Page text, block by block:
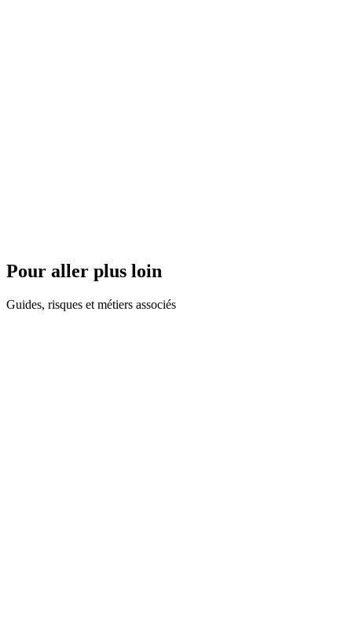
Pour aller plus loin
Guides, risques et métiers associés